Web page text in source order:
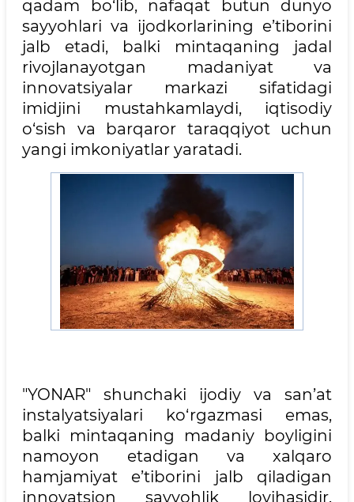
qadam bo‘lib, nafaqat butun dunyo
sayyohlari va ijodkorlarining e’tiborini
jalb etadi, balki mintaqaning jadal
rivojlanayotgan madaniyat va
innovatsiyalar markazi sifatidagi
imidjini mustahkamlaydi, iqtisodiy
o‘sish va barqaror taraqqiyot uchun
yangi imkoniyatlar yaratadi.
"YONAR" shunchaki ijodiy va san’at
instalyatsiyalari ko‘rgazmasi emas,
balki mintaqaning madaniy boyligini
namoyon etadigan va xalqaro
hamjamiyat e’tiborini jalb qiladigan
innovatsion sayyohlik loyihasidir.